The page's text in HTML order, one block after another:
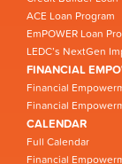
ACE Loan Program
EmPOWER Loan
LEDC’s NextGen
FINANCIAL
Financial
Financial
CALENDAR
Full Calendar
Financial